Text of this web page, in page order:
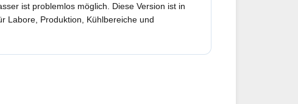
ist problemlos möglich. Diese Version ist in
Labore, Produktion, Kühlbereiche und